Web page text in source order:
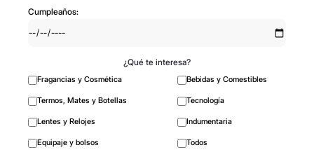
Cumpleaños:
¿Qué te interesa?
Fragancias y Cosmética Bebidas y Comestibles
Termos, Mates y Botellas Tecnología
Lentes y Relojes Indumentaria
Equipaje y bolsos Todos